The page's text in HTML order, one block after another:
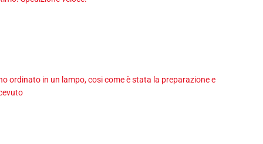
ordinato in un lampo, cosi come è stata la preparazione e